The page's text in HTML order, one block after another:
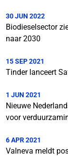
30 JUN 2022
Biodieselsector
naar 2030
15 SEP 2021
Tinder lanceert
1 JUN 2021
Nieuwe
voor
6 APR 2021
Valneva meldt